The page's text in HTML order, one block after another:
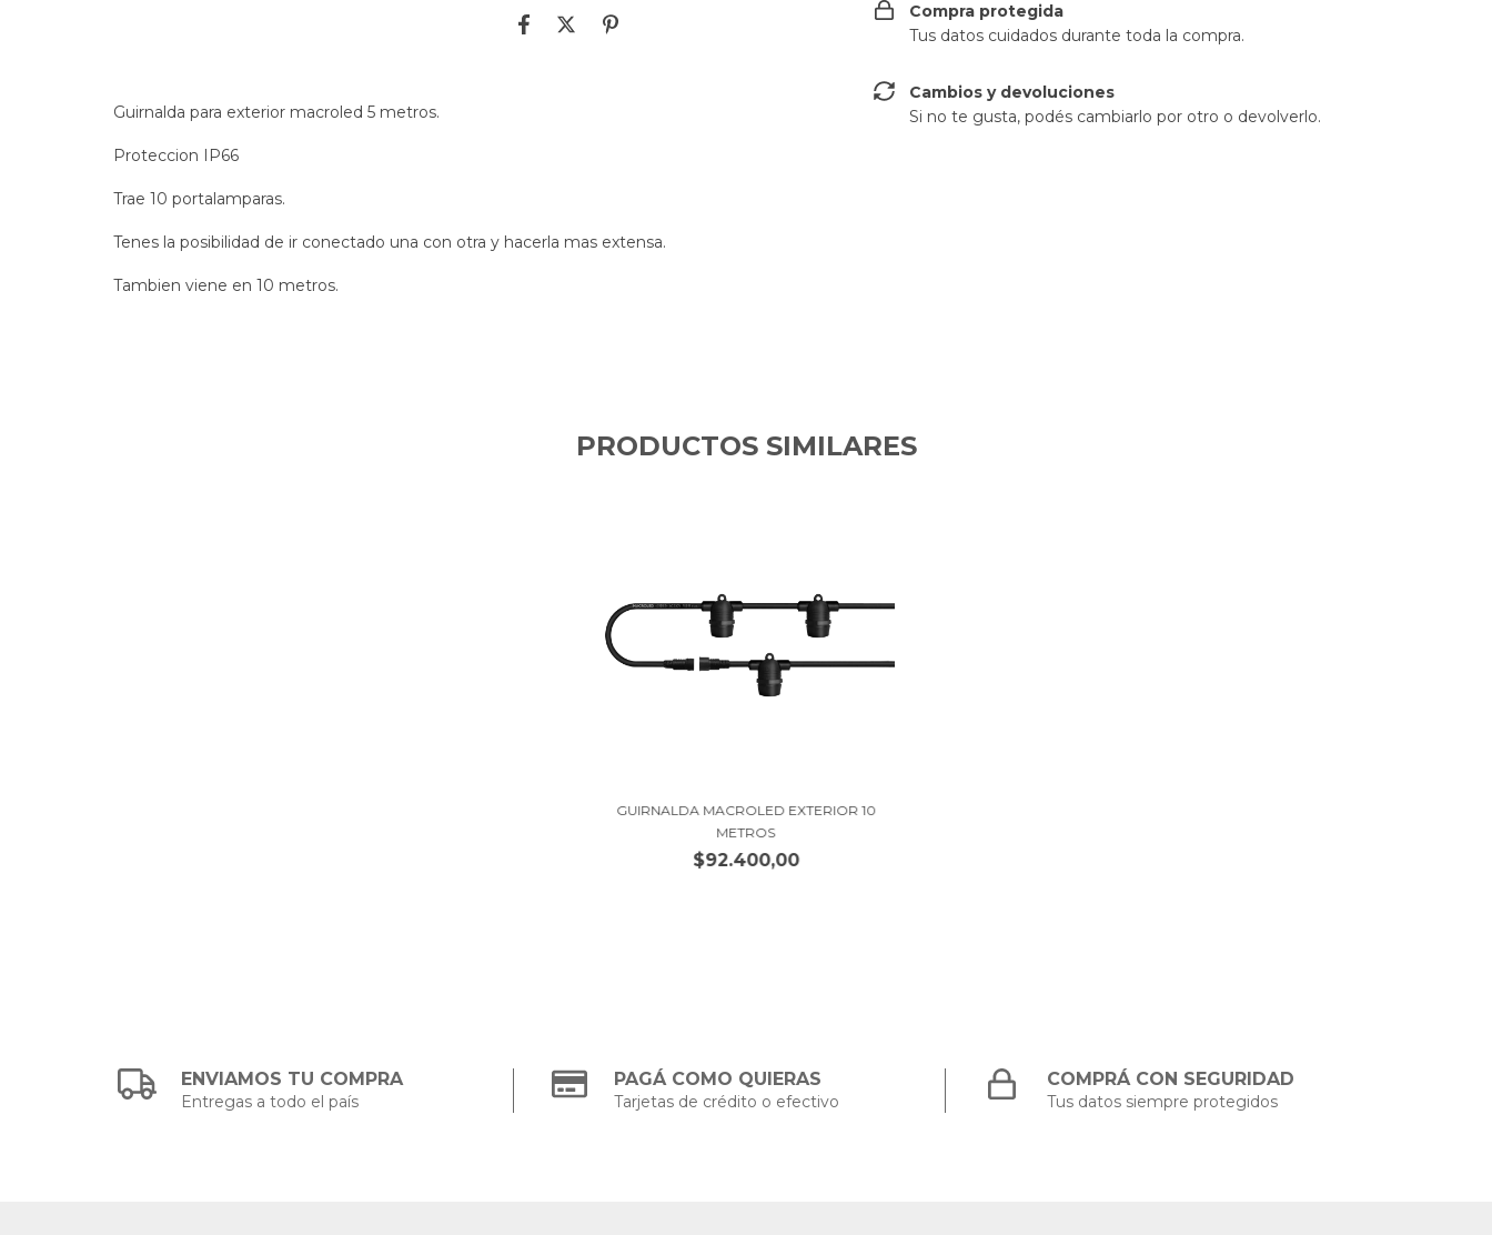
Guirnalda para exterior macroled 5 metros.
Proteccion IP66
Trae 10 portalamparas.
Tenes la posibilidad de ir conectado una con otra y hacerla mas extensa.
Tambien viene en 10 metros.
Compra protegida
Tus datos cuidados durante toda la compra.
Cambios y devoluciones
Si no te gusta, podés cambiarlo por otro o devolverlo.
PRODUCTOS SIMILARES
GUIRNALDA MACROLED EXTERIOR 10
METROS
$92.400,00
ENVIAMOS TU COMPRA
Entregas a todo el país
PAGÁ COMO QUIERAS
Tarjetas de crédito o efectivo
COMPRÁ CON SEGURIDAD
Tus datos siempre protegidos